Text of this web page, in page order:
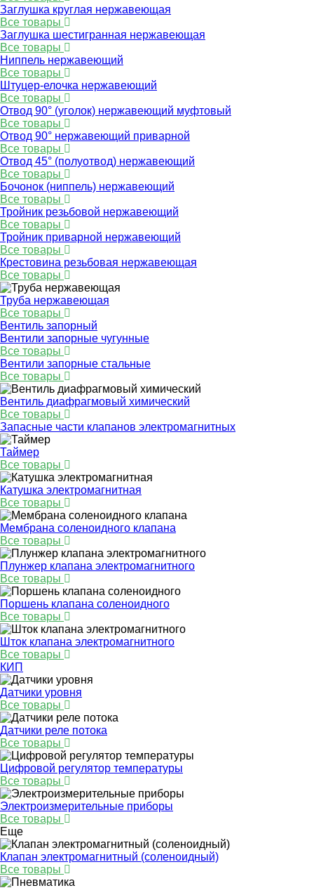
Заглушка круглая нержавеющая
Все товары
Заглушка шестигранная нержавеющая
Все товары
Ниппель нержавеющий
Все товары
Штуцер-елочка нержавеющий
Все товары
Отвод 90° (уголок) нержавеющий муфтовый
Все товары
Отвод 90° нержавеющий приварной
Все товары
Отвод 45° (полуотвод) нержавеющий
Все товары
Бочонок (ниппель) нержавеющий
Все товары
Тройник резьбовой нержавеющий
Все товары
Тройник приварной нержавеющий
Все товары
Крестовина резьбовая нержавеющая
Все товары
Труба нержавеющая
Все товары
Вентиль запорный
Вентили запорные чугунные
Все товары
Вентили запорные стальные
Все товары
Вентиль диафрагмовый химический
Все товары
Запасные части клапанов электромагнитных
Таймер
Все товары
Катушка электромагнитная
Все товары
Мембрана соленоидного клапана
Все товары
Плунжер клапана электромагнитного
Все товары
Поршень клапана соленоидного
Все товары
Шток клапана электромагнитного
Все товары
КИП
Датчики уровня
Все товары
Датчики реле потока
Все товары
Цифровой регулятор температуры
Все товары
Электроизмерительные приборы
Все товары
Еще
Клапан электромагнитный (соленоидный)
Все товары